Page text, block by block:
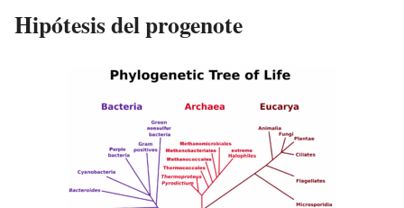
Hipótesis del progenote